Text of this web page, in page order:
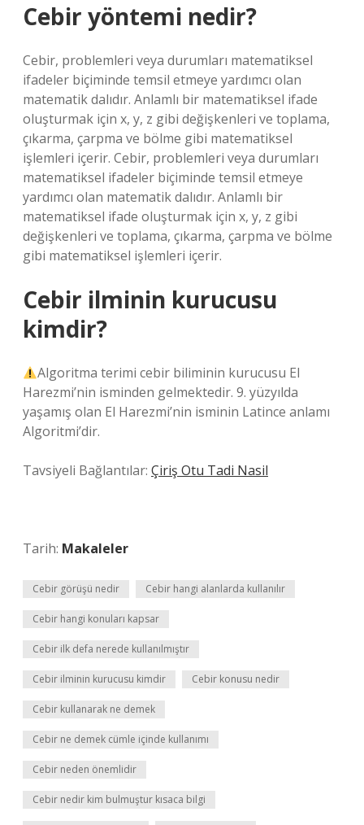
Cebir yöntemi nedir?
Cebir, problemleri veya durumları matematiksel
ifadeler biçiminde temsil etmeye yardımcı olan
matematik dalıdır. Anlamlı bir matematiksel ifade
oluşturmak için x, y, z gibi değişkenleri ve toplama,
çıkarma, çarpma ve bölme gibi matematiksel
işlemleri içerir. Cebir, problemleri veya durumları
matematiksel ifadeler biçiminde temsil etmeye
yardımcı olan matematik dalıdır. Anlamlı bir
matematiksel ifade oluşturmak için x, y, z gibi
değişkenleri ve toplama, çıkarma, çarpma ve bölme
gibi matematiksel işlemleri içerir.
Cebir ilminin kurucusu
kimdir?
Algoritma terimi cebir biliminin kurucusu El
Harezmi’nin isminden gelmektedir. 9. yüzyılda
yaşamış olan El Harezmi’nin isminin Latince anlamı
Algoritmi’dir.
Tavsiyeli Bağlantılar: Çiriş Otu Tadi Nasil
Tarih: Makaleler
Cebir görüşü nedir Cebir hangi alanlarda kullanılır
Cebir hangi konuları kapsar
Cebir ilk defa nerede kullanılmıştır
Cebir ilminin kurucusu kimdir Cebir konusu nedir
Cebir kullanarak ne demek
Cebir ne demek cümle içinde kullanımı
Cebir neden önemlidir
Cebir nedir kim bulmuştur kısaca bilgi